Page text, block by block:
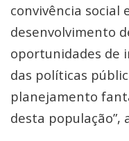
convivência social
desenvolvimento
oportunidades de
das políticas
planejamento
desta população”,